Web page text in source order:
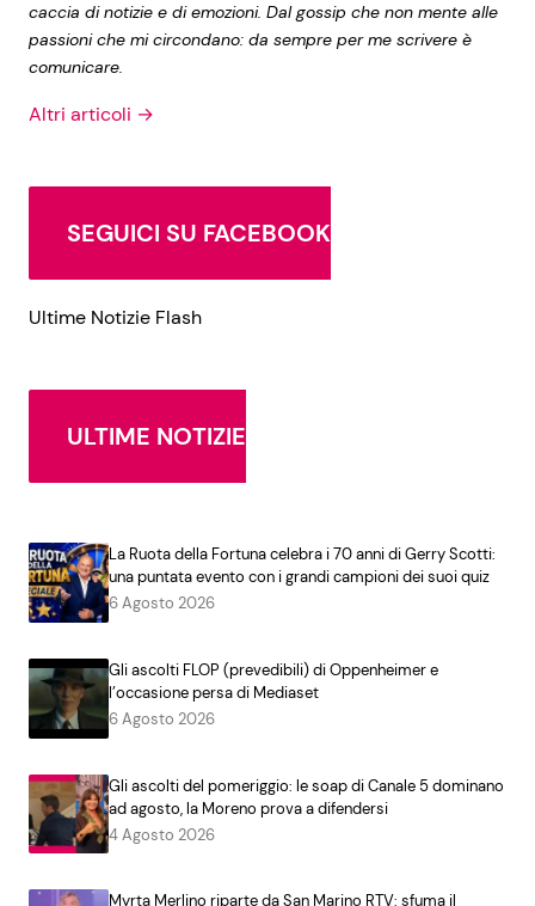
caccia di notizie e di emozioni. Dal gossip che non mente alle
passioni che mi circondano: da sempre per me scrivere è
comunicare.
Altri articoli →
SEGUICI SU FACEBOOK
Ultime Notizie Flash
ULTIME NOTIZIE
La Ruota della Fortuna celebra i 70 anni di Gerry Scotti:
una puntata evento con i grandi campioni dei suoi quiz
6 Agosto 2026
Gli ascolti FLOP (prevedibili) di Oppenheimer e
l’occasione persa di Mediaset
6 Agosto 2026
Gli ascolti del pomeriggio: le soap di Canale 5 dominano
ad agosto, la Moreno prova a difendersi
4 Agosto 2026
Myrta Merlino riparte da San Marino RTV: sfuma il